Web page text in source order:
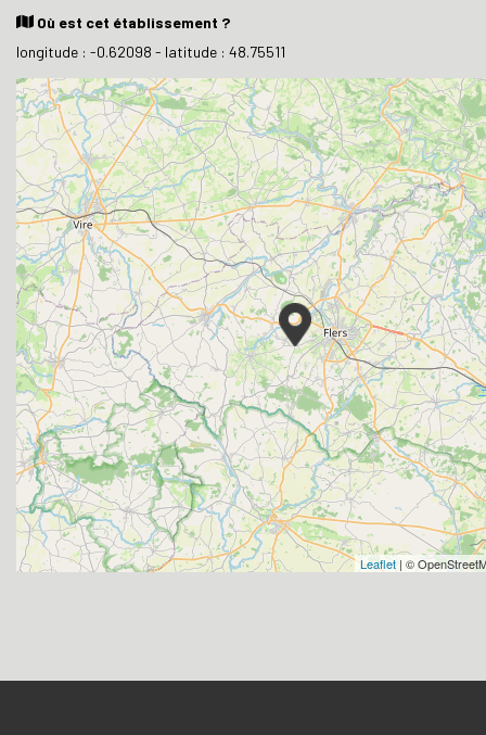
Où est cet établissement ?
longitude : -0.62098 - latitude : 48.75511
Leaflet | ©